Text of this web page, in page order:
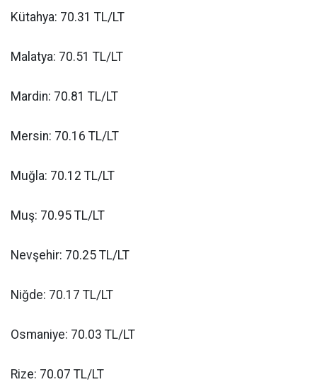
Kütahya: 70.31 TL/LT
Malatya: 70.51 TL/LT
Mardin: 70.81 TL/LT
Mersin: 70.16 TL/LT
Muğla: 70.12 TL/LT
Muş: 70.95 TL/LT
Nevşehir: 70.25 TL/LT
Niğde: 70.17 TL/LT
Osmaniye: 70.03 TL/LT
Rize: 70.07 TL/LT